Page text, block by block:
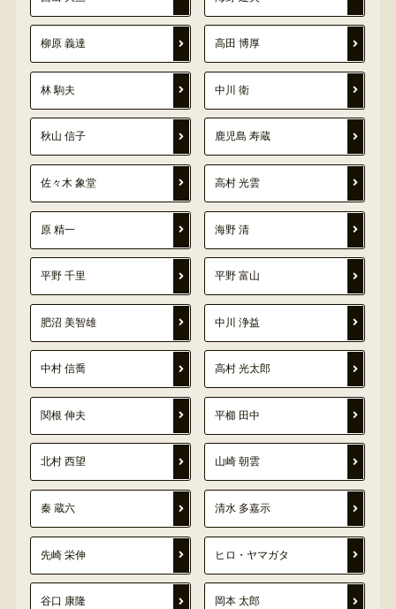
柳原 義達 高田 博厚
林 駒夫 中川 衛
秋山 信子 鹿児島 寿蔵
佐々木 象堂 高村 光雲
原 精一 海野 清
平野 千里 平野 富山
肥沼 美智雄 中川 浄益
中村 信喬 高村 光太郎
関根 伸夫 平櫛 田中
北村 西望 山崎 朝雲
秦 蔵六 清水 多嘉示
先崎 栄伸 ヒロ・ヤマガタ
谷口 康隆 岡本 太郎